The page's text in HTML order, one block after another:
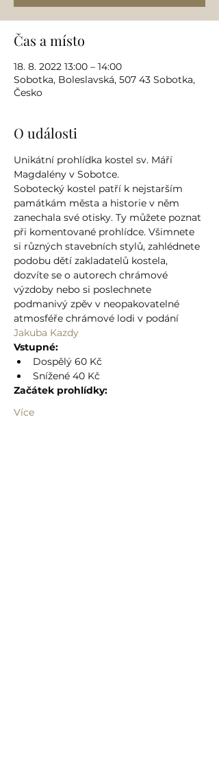
Čas a místo
18. 8. 2022 13:00 – 14:00
Sobotka, Boleslavská, 507 43 Sobotka,
Česko
O události
Unikátní prohlídka kostel sv. Máří
Magdalény v Sobotce.
Sobotecký kostel patří k nejstarším
památkám města a historie v něm
zanechala své otisky. Ty můžete poznat
při komentované prohlídce. Všimnete
si různých stavebních stylů, zahlédnete
podobu dětí zakladatelů kostela,
dozvíte se o autorech chrámové
výzdoby nebo si poslechnete
podmanivý zpěv v neopakovatelné
atmosféře chrámové lodi v podání
Jakuba Kazdy
Vstupné:
Dospělý 60 Kč
Snížené 40 Kč
Začátek prohlídky:
Více